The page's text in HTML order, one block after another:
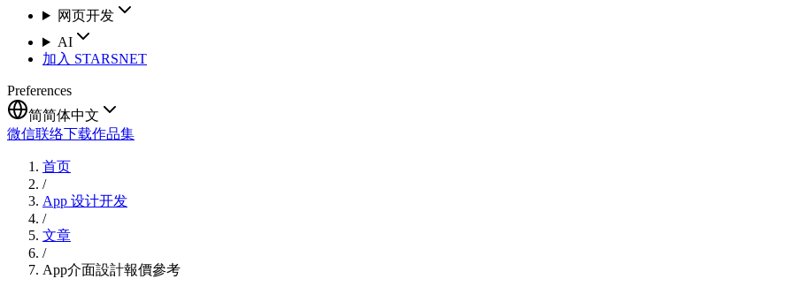
网页开发
AI
加入 STARSNET
Preferences
简简体中文
微信联络下载作品集
首页
/
App 设计开发
/
文章
/
App介面設計報價參考